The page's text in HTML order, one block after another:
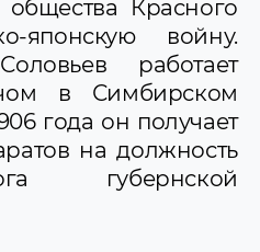
Красного
японскую войну.
работает
в Симбирском
года он получает
на должность
губернской